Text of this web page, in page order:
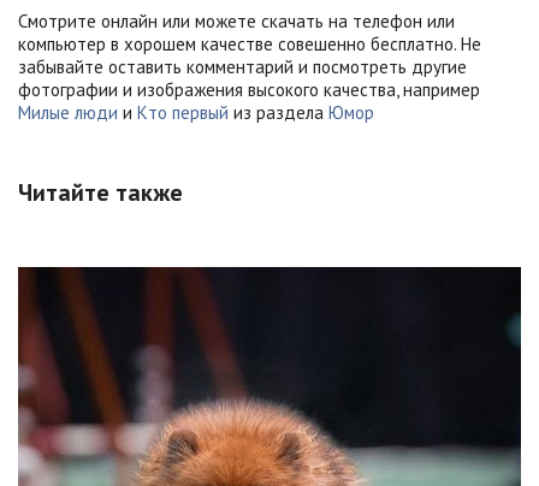
Смотрите онлайн или можете скачать на телефон или
компьютер в хорошем качестве совешенно бесплатно. Не
забывайте оставить комментарий и посмотреть другие
фотографии и изображения высокого качества, например
Милые люди и Кто первый из раздела Юмор
Читайте также